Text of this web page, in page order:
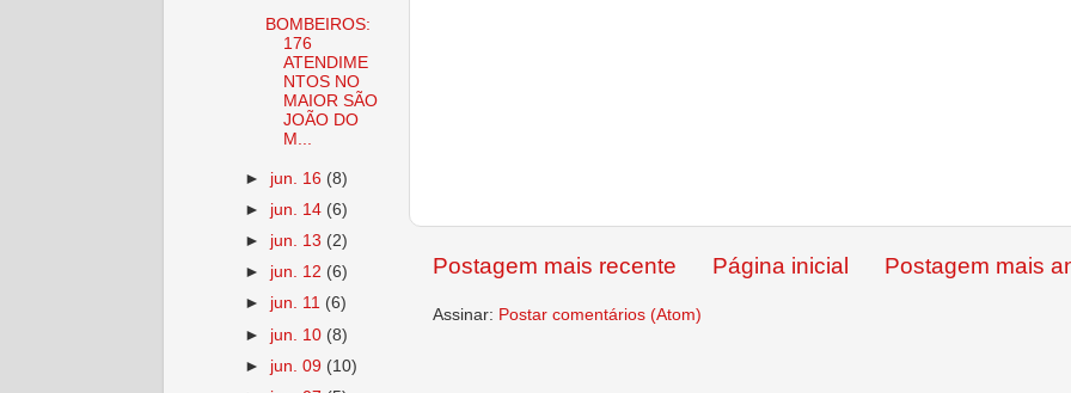
Postagem mais recente Postagem mais
Página inicial
Assinar: Postar comentários (Atom)
BOMBEIROS:
176
ATENDIME
NTOS NO
MAIOR SÃO
JOÃO DO
M...
► jun. 16 (8)
► jun. 14 (6)
► jun. 13 (2)
► jun. 12 (6)
► jun. 11 (6)
► jun. 10 (8)
► jun. 09 (10)